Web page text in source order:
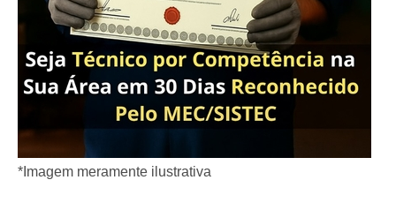
*Imagem meramente ilustrativa